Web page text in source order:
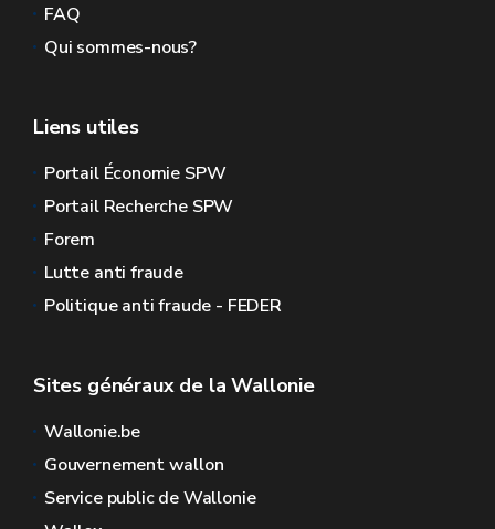
FAQ
Qui sommes-nous?
Liens utiles
Portail Économie SPW
Portail Recherche SPW
Forem
Lutte anti fraude
Politique anti fraude - FEDER
Sites généraux de la Wallonie
Wallonie.be
Gouvernement wallon
Service public de Wallonie